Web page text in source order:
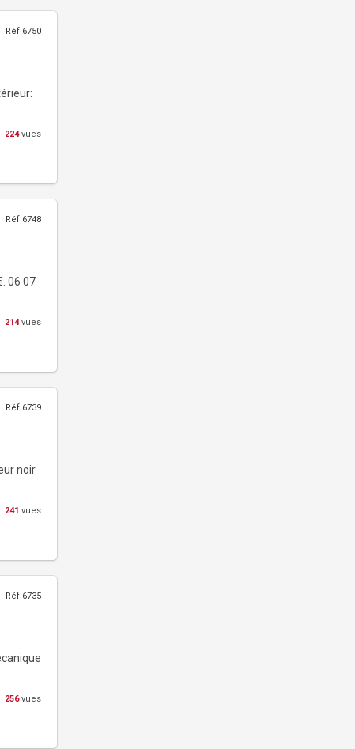
Réf 6750
224vues
Réf 6748
06 07
214vues
Réf 6739
noir
241 vues
Réf 6735
256vues